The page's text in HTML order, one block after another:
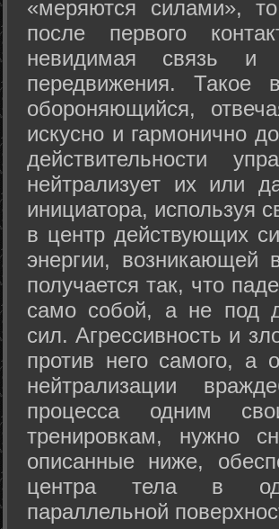
«меряются силами»,
после первого
невидимая связь
передвижения. Такое
обороняющийся,
искусно и гармонично
действительности
нейтрализует их или
инициатора, используя
в центр действующих
энергии, возникающей
получается так, что
само собой, а не под
сил. Агрессивность и
против него самого, а
нейтрализации
процесса одним
тренировкам, нужно
описанные ниже,
центра тела в
параллельной